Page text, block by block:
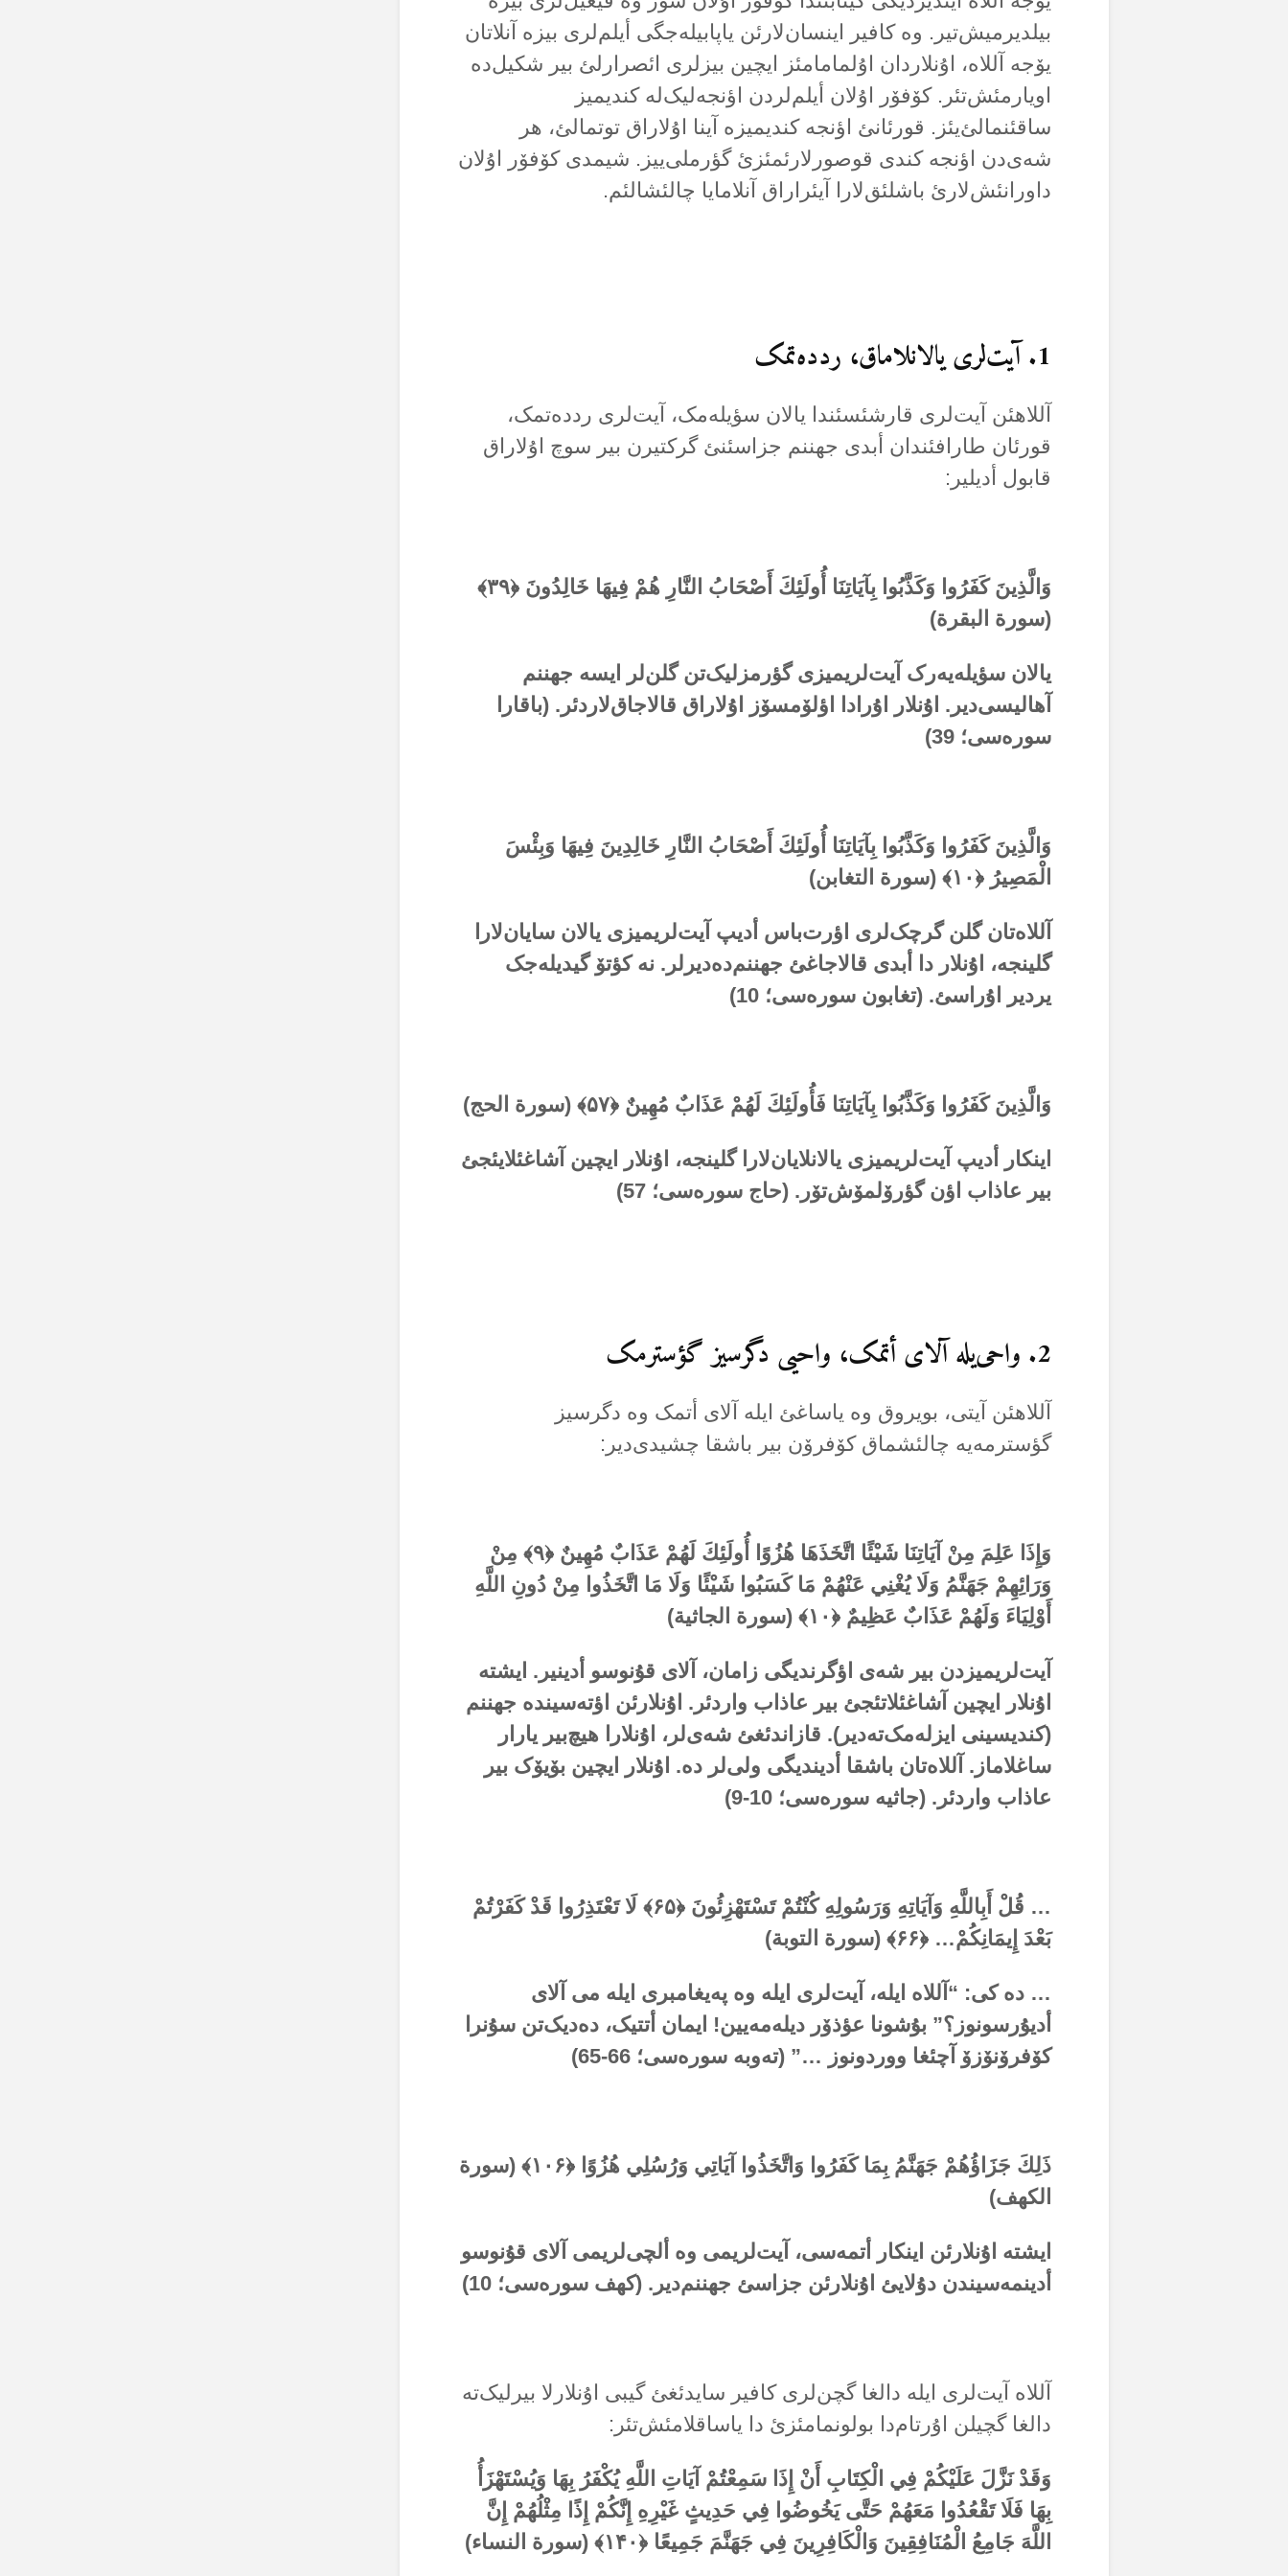
بیلدیرمیش‌تیر. وە کافیر اینسان‌لارئن یاپابیلەجگی أیلم‌لری بیزە آنلاتان
یۆجە آللاە، اۇنلاردان اۇلمامامئز ایچین بیزلری ائصرارلئ بیر شکیل‌دە
اویارمئش‌تئر. کۆفۆر اۇلان أیلم‌لردن اؤنجەلیک‌لە کندیمیز
ساقئنمالئ‌یئز. قورئانئ اؤنجە کندیمیزە آینا اۇلاراق توتمالئ، هر
شەی‌دن اؤنجە کندی قوصورلارئمئزئ گؤرملی‌ییز. شیمدی کۆفۆر اۇلان
داورانئش‌لارئ باشلئق‌لارا آیئراراق آنلامایا چالئشالئم.
1. آیت‌لری یالانلاماق، رددەتمک
آللاهئن آیت‌لری قارشئسئندا یالان سؤیلەمک، آیت‌لری رددەتمک،
قورئان طارافئندان أبدی جهننم جزاسئنئ گرکتیرن بیر سوچ اۇلاراق
قابول أدیلیر:
وَالَّذِينَ كَفَرُوا وَكَذَّبُوا بِآيَاتِنَا أُولَئِكَ أَصْحَابُ النَّارِ هُمْ فِيهَا خَالِدُونَ ﴿۳۹﴾
(سورة البقرة)
یالان سؤیلەیەرک آیت‌لریمیزی گؤرمزلیک‌تن گلن‌لر ایسە جهننم
آهالیسی‌دیر. اۇنلار اۇرادا اؤلۆمسۆز اۇلاراق قالاجاق‌لاردئر. (باقارا
سورەسی؛ 39
)
وَالَّذِينَ كَفَرُوا وَكَذَّبُوا بِآيَاتِنَا أُولَئِكَ أَصْحَابُ النَّارِ خَالِدِينَ فِيهَا وَبِئْسَ
الْمَصِيرُ ﴿۱۰﴾ (سورة التغابن)
آللاەتان گلن گرچک‌لری اؤرت‌باس أدیپ آیت‌لریمیزی یالان سایان‌لارا
گلینجە، اۇنلار دا أبدی قالاجاغئ جهننم‌دەدیرلر. نە کؤتۆ گیدیلەجک
یردیر اۇراسئ. (تغابون سورەسی؛ 10
)
وَالَّذِينَ كَفَرُوا وَكَذَّبُوا بِآيَاتِنَا فَأُولَئِكَ لَهُمْ عَذَابٌ مُهِينٌ ﴿۵۷﴾ (سورة الحج)
اینکار أدیپ آیت‌لریمیزی یالانلایان‌لارا گلینجە، اۇنلار ایچین آشاغئلایئجئ
بیر عاذاب اؤن گؤرۆلمۆش‌تۆر. (حاج سورەسی؛ 57
)
2. واحی‌یلە آلای أتمک، واحیی دگرسیز گؤسترمک
آللاهئن آیتی، بویروق وە یاساغئ ایلە آلای أتمک وە دگرسیز
گؤسترمەیە چالئشماق کۆفرۆن بیر باشقا چشیدی‌دیر:
وَإِذَا عَلِمَ مِنْ آيَاتِنَا شَيْئًا اتَّخَذَهَا هُزُوًا أُولَئِكَ لَهُمْ عَذَابٌ مُهِينٌ ﴿۹﴾ مِنْ
وَرَائِهِمْ جَهَنَّمُ وَلَا يُغْنِي عَنْهُمْ مَا كَسَبُوا شَيْئًا وَلَا مَا اتَّخَذُوا مِنْ دُونِ اللَّهِ
أَوْلِيَاءَ وَلَهُمْ عَذَابٌ عَظِيمٌ ﴿۱۰﴾ (سورة الجاثیة)
آیت‌لریمیزدن بیر شەی اؤگرندیگی زامان، آلای قۇنوسو أدینیر. ایشتە
اۇنلار ایچین آشاغئلاتئجئ بیر عاذاب واردئر. اۇنلارئن اؤتەسیندە جهننم
(کندیسینی ایزلەمک‌تەدیر). قازاندئغئ شەی‌لر، اۇنلارا هیچ‌بیر یارار
ساغلاماز. آللاەتان باشقا أدیندیگی ولی‌لر دە. اۇنلار ایچین بۆیۆک بیر
عاذاب واردئر. (جاثیە سورەسی؛ 10-9
)
… قُلْ أَبِاللَّهِ وَآيَاتِهِ وَرَسُولِهِ كُنْتُمْ تَسْتَهْزِئُونَ ﴿۶۵﴾ لَا تَعْتَذِرُوا قَدْ كَفَرْتُمْ
بَعْدَ إِيمَانِكُمْ… ﴿۶۶﴾ (سورة التوبة)
… دە کی: “آللاە ایلە، آیت‌لری ایلە وە پەیغامبری ایلە می آلای
أدیۇرسونوز؟” بۇشونا عؤذۆر دیلەمەیین! ایمان أتتیک، دەدیک‌تن سۇنرا
کۆفرۆنۆزۆ آچئغا ووردونوز …” (تەوبە سورەسی؛ 66-65
)
ذَلِكَ جَزَاؤُهُمْ جَهَنَّمُ بِمَا كَفَرُوا وَاتَّخَذُوا آيَاتِي وَرُسُلِي هُزُوًا ﴿۱۰۶﴾ (سورة
الکهف)
ایشتە اۇنلارئن اینکار أتمەسی، آیت‌لریمی وە ألچی‌لریمی آلای قۇنوسو
أدینمەسیندن دۇلایئ اۇنلارئن جزاسئ جهننم‌دیر. (کهف سورەسی؛ 10
)
آللاە آیت‌لری ایلە دالغا گچن‌لری کافیر سایدئغئ گیبی اۇنلارلا بیرلیک‌تە
دالغا گچیلن اۇرتام‌دا بولونمامئزئ دا یاساقلامئش‌تئر:
وَقَدْ نَزَّلَ عَلَيْكُمْ فِي الْكِتَابِ أَنْ إِذَا سَمِعْتُمْ آيَاتِ اللَّهِ يُكْفَرُ بِهَا وَيُسْتَهْزَأُ
بِهَا فَلَا تَقْعُدُوا مَعَهُمْ حَتَّى يَخُوضُوا فِي حَدِيثٍ غَيْرِهِ إِنَّكُمْ إِذًا مِثْلُهُمْ إِنَّ
اللَّهَ جَامِعُ الْمُنَافِقِينَ وَالْكَافِرِينَ فِي جَهَنَّمَ جَمِيعًا ﴿۱۴۰﴾ (سورة النساء)